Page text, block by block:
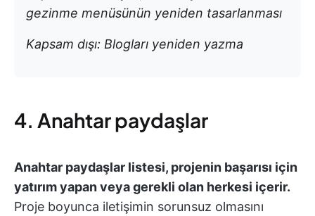
gezinme menüsünün yeniden tasarlanması
Kapsam dışı: Blogları yeniden yazma
4. Anahtar paydaşlar
Anahtar paydaşlar listesi, projenin başarısı için
yatırım yapan veya gerekli olan herkesi içerir.
Proje boyunca iletişimin sorunsuz olmasını